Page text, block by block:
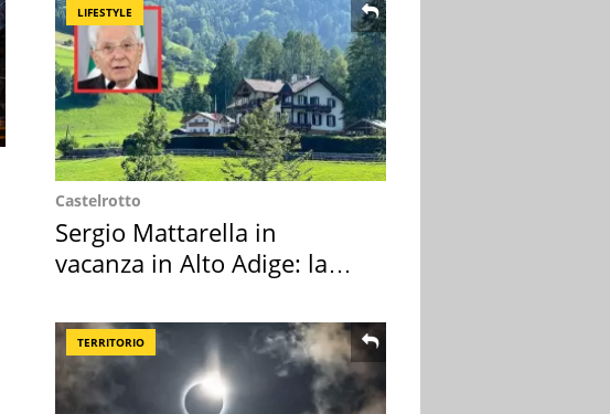
LIFESTYLE
Castelrotto
Sergio Mattarella in
vacanza in Alto Adige: la
TERRITORIO